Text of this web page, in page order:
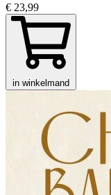
€ 23,99
in winkelmand